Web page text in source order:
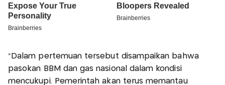
"Dalam pertemuan tersebut disampaikan bahwa
pasokan BBM dan gas nasional dalam kondisi
mencukupi. Pemerintah akan terus memantau